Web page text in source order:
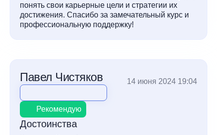
понять свои карьерные цели и стратегии их
достижения. Спасибо за замечательный курс и
профессиональную поддержку!
Павел Чистяков 14 июня 2024 19:04
Рекомендую
Достоинства